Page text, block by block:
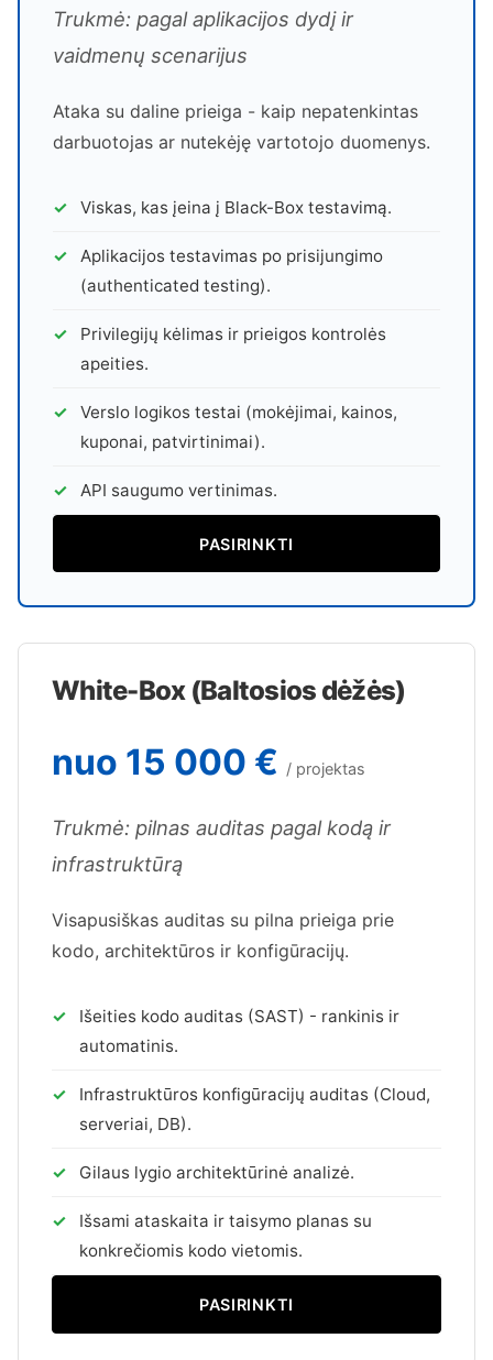
Trukmė: pagal aplikacijos dydį ir
vaidmenų scenarijus
Ataka su daline prieiga - kaip nepatenkintas
darbuotojas ar nutekėję vartotojo duomenys.
Viskas, kas įeina į Black-Box testavimą.
Aplikacijos testavimas po prisijungimo
(authenticated testing).
Privilegijų kėlimas ir prieigos kontrolės
apeities.
Verslo logikos testai (mokėjimai, kainos,
kuponai, patvirtinimai).
API saugumo vertinimas.
PASIRINKTI
White-Box (Baltosios dėžės)
nuo 15 000 € / projektas
Trukmė: pilnas auditas pagal kodą ir
infrastruktūrą
Visapusiškas auditas su pilna prieiga prie
kodo, architektūros ir konfigūracijų.
Išeities kodo auditas (SAST) - rankinis ir
automatinis.
Infrastruktūros konfigūracijų auditas (Cloud,
serveriai, DB).
Gilaus lygio architektūrinė analizė.
Išsami ataskaita ir taisymo planas su
konkrečiomis kodo vietomis.
PASIRINKTI